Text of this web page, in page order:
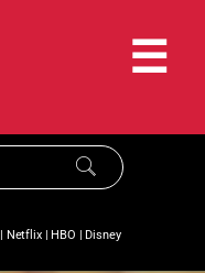
☰
| Netflix|HBO |Disney